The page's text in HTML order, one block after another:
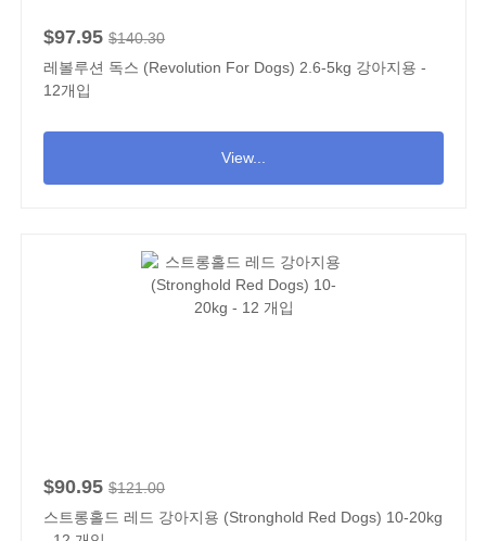
$97.95 $140.30
레볼루션 독스 (Revolution For Dogs) 2.6-5kg 강아지용 -
12개입
View...
$90.95 $121.00
스트롱홀드 레드 강아지용 (Stronghold Red Dogs) 10-20kg